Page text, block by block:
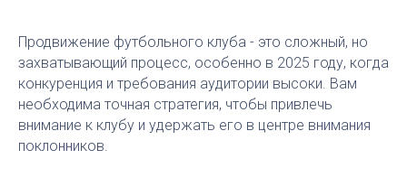
Продвижение футбольного клуба - это сложный, но
захватывающий процесс, особенно в 2025 году, когда
конкуренция и требования аудитории высоки. Вам
необходима точная стратегия, чтобы привлечь
внимание к клубу и удержать его в центре внимания
поклонников.